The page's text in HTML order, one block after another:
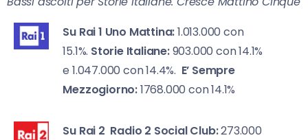
Su Rai 1 Uno Mattina:1.013.000 con
15.1%. Storie Italiane:903.000 con 14.1%
e 1.047.000 con 14.4%. E’ Sempre
Mezzogiorno:1768.000 con 14.1%
Su Rai 2 Radio 2 Social Club:273.000